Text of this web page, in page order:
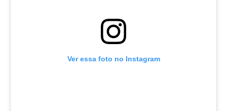
Ver essa foto no Instagram